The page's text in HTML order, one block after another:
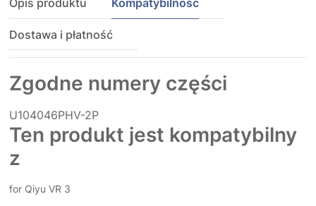
Opis produktu Kompatybilność
Dostawa i płatność
Zgodne numery części
U104046PHV-2P
Ten produkt jest kompatybilny
z
for Qiyu VR 3